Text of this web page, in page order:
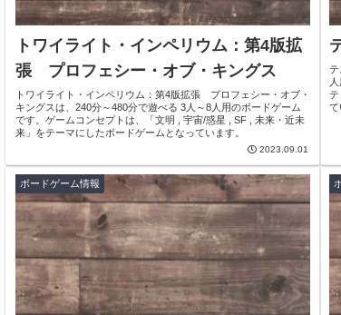
トワイライト・インペリウム：第4版拡
張 プロフェシー・オブ・キングス
トワイライト・インペリウム：第4版拡張 プロフェシー・オブ・
キングスは、240分～480分で遊べる 3人～8人用のボードゲーム
です。ゲームコンセプトは、「文明 , 宇宙/惑星 , SF , 未来・近未
来」をテーマにしたボードゲームとなっています。
2023.09.01
テ
テ
て
ボードゲーム情報